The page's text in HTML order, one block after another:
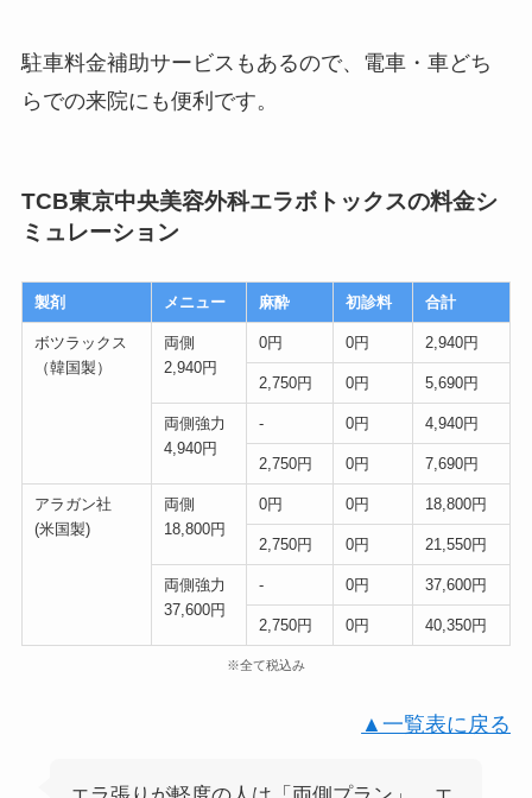
駐車料金補助サービスもあるので、 電車・車どち
らでの来院にも便利 です。
TCB東京中央美容外科エラボトックスの料金シ
ミュレーション
製剤 メニュー 麻酔 初診料 合計
ボツラックス
（韓国製）
両側
2,940円
0円 0円 2,940円
2,750円 0円 5,690円
両側強力
4,940円
- 0円 4,940円
2,750円 0円 7,690円
アラガン社
(米国製)
両側
18,800円
0円 0円 18,800円
2,750円 0円 21,550円
両側強力
37,600円
- 0円 37,600円
2,750円 0円 40,350円
※全て税込み
▲一覧表に戻る